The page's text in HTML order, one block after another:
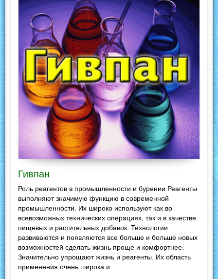
Гивпан
Роль реагентов в промышленности и бурении Реагенты
выполняют значимую функцию в современной
промышленности. Их широко используют как во
всевозможных технических операциях, так и в качестве
пищевых и растительных добавок. Технологии
развиваются и появляются все больше и больше новых
возможностей сделать жизнь проще и комфортнее.
Значительно упрощают жизнь и реагенты. Их область
применения очень широка и …